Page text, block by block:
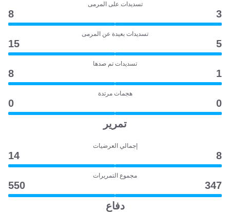
تسديدات على المرمى
3
8
تسديدات بعيدة عن المرمى
5
15
تسديدات تم صدها
1
8
هجمات مرتدة
0
0
تمرير
إجمالي العرضيات
8
14
مجموع التمريرات
347
550
دفاع